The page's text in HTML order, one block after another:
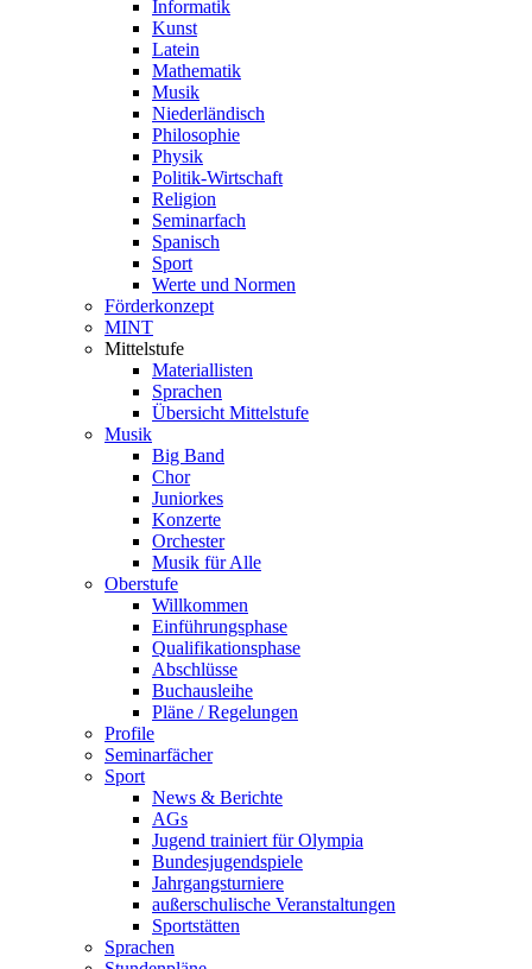
Informatik
Kunst
Latein
Mathematik
Musik
Niederländisch
Philosophie
Physik
Politik-Wirtschaft
Religion
Seminarfach
Spanisch
Sport
Werte und Normen
Förderkonzept
MINT
Mittelstufe
Materiallisten
Sprachen
Übersicht Mittelstufe
Musik
Big Band
Chor
Juniorkes
Konzerte
Orchester
Musik für Alle
Oberstufe
Willkommen
Einführungsphase
Qualifikationsphase
Abschlüsse
Buchausleihe
Pläne / Regelungen
Profile
Seminarfächer
Sport
News & Berichte
AGs
Jugend trainiert für Olympia
Bundesjugendspiele
Jahrgangsturniere
außerschulische Veranstaltungen
Sportstätten
Sprachen